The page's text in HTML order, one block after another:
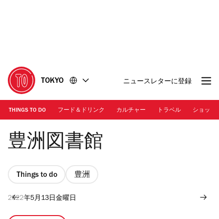
に
移
動
移
動
TOKYO ニュースレターに登録
THINGS TO DO フード＆ドリンク カルチャー トラベル ショッピ
画像提供：豊洲図書館
豊洲図書館
Things to do 豊洲
2022年5月13日金曜日